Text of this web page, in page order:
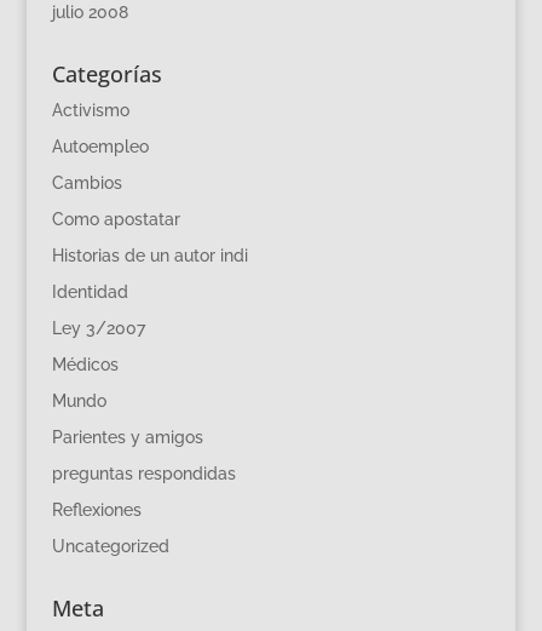
julio 2008
Categorías
Activismo
Autoempleo
Cambios
Como apostatar
Historias de un autor indi
Identidad
Ley 3/2007
Médicos
Mundo
Parientes y amigos
preguntas respondidas
Reflexiones
Uncategorized
Meta